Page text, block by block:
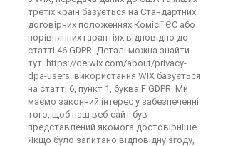
третіх країн базується на Стандартних
договірних положеннях Комісії ЄС або
порівнянних гарантіях відповідно до
статті 46 GDPR. Деталі можна знайти
тут: https://de.wix.com/about/privacy-
dpa-users. використання WIX базується
на статті 6, пункт 1, буква F GDPR. Ми
маємо законний інтерес у забезпеченні
того, щоб наш веб-сайт був
представлений якомога достовірніше.
Якщо було запитано відповідну згоду,